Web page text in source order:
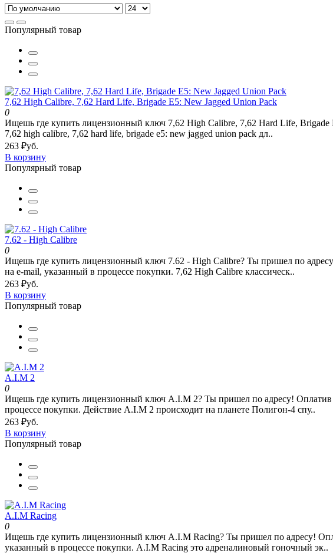
Популярный товар
7,62 High Calibre, 7,62 Hard Life, Brigade E5: New Jagged Union Pack
0
Ищешь где купить лицензионный ключ 7,62 High Calibre, 7,62 Hard Life,
7,62 high calibre, 7,62 hard life, brigade e5: new jagged union pack дл..
263 ₽уб.
В корзину
Популярный товар
7.62 - High Calibre
0
Ищешь где купить лицензионный ключ 7.62 - High Calibre? Ты пришел по
на e-mail, указанный в процессе покупки. 7,62 High Calibre классическ..
263 ₽уб.
В корзину
Популярный товар
A.I.M 2
0
Ищешь где купить лицензионный ключ A.I.M 2? Ты пришел по адресу! Оплатив
процессе покупки. Действие A.I.M 2 происходит на планете Полигон-4 спу..
263 ₽уб.
В корзину
Популярный товар
A.I.M Racing
0
Ищешь где купить лицензионный ключ A.I.M Racing? Ты пришел по адресу!
указанный в процессе покупки. A.I.M Racing это адреналиновый гоночный эк..